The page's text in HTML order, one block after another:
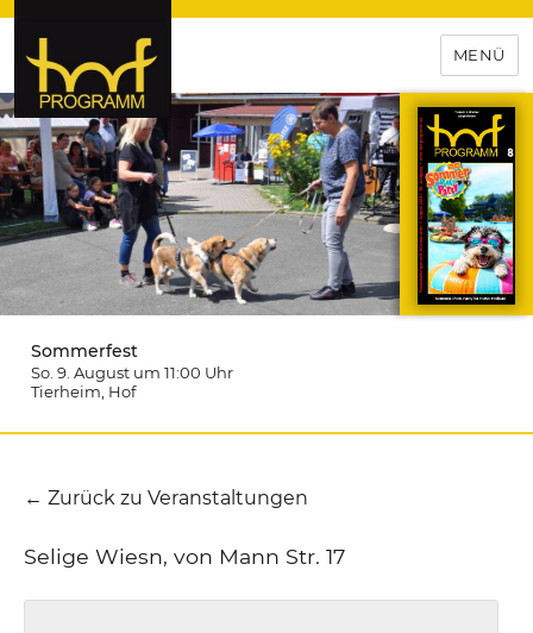
hof-programm – das
Veranstaltungsportal für
Hochfranken
MENÜ
Sommerfest
So. 9. August um 11:00 Uhr
Tierheim , Hof
← Zurück zu Veranstaltungen
Selige Wiesn, von Mann Str. 17